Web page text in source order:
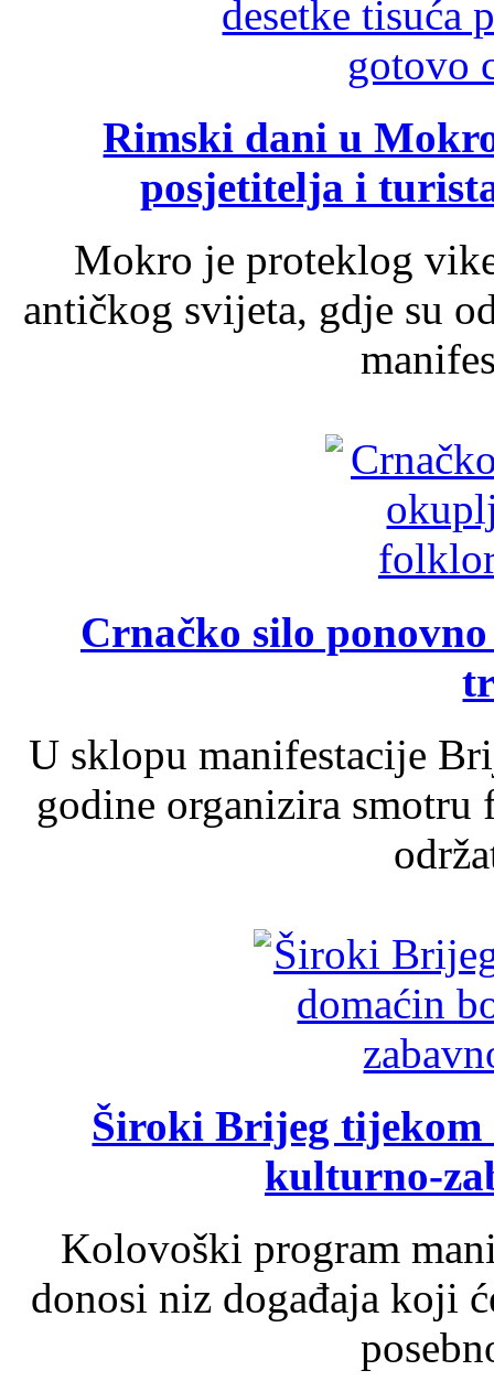
Rimski dani u
posjetitelja i
Mokro je proteklog
antičkog svijeta, gdje su
Crnačko silo
U sklopu manifestacije
godine organizira
Široki Brijeg tijekom
kulturno-
Kolovoški program
donosi niz događaja koji